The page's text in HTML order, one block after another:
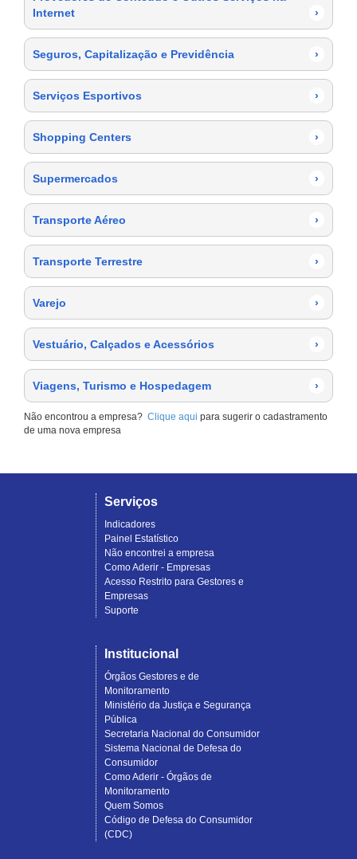
Internet
›
Seguros, Capitalização e Previdência ›
Serviços Esportivos ›
Shopping Centers ›
Supermercados ›
Transporte Aéreo ›
Transporte Terrestre ›
Varejo ›
Vestuário, Calçados e Acessórios ›
Viagens, Turismo e Hospedagem ›
Não encontrou a empresa? Clique aqui para sugerir o cadastramento
de uma nova empresa
Serviços
Indicadores
Painel Estatístico
Não encontrei a empresa
Como Aderir - Empresas
Acesso Restrito para Gestores e
Empresas
Suporte
Institucional
Órgãos Gestores e de
Monitoramento
Ministério da Justiça e Segurança
Pública
Secretaria Nacional do Consumidor
Sistema Nacional de Defesa do
Consumidor
Como Aderir - Órgãos de
Monitoramento
Quem Somos
Código de Defesa do Consumidor
(CDC)